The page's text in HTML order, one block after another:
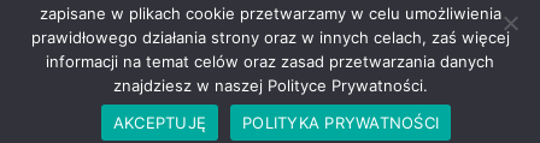
Copyright © 2015 Świat Książki. Wszelkie prawa zastrzeżone
zapisane w plikach cookie przetwarzamy w celu umożliwienia
prawidłowego działania strony oraz w innych celach, zaś więcej
informacji na temat celów oraz zasad przetwarzania danych
znajdziesz w naszej Polityce Prywatności.
AKCEPTUJĘ
POLITYKA PRYWATNOŚCI